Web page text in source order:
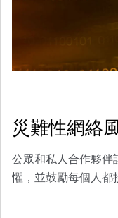
災難性網絡
公眾和私人合作夥伴
懼，並鼓勵每個人都